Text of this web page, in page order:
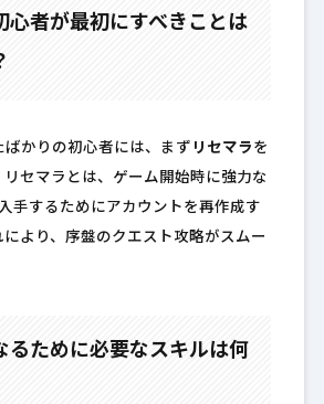
心者が最初にすべきことは
ばかりの初心者には、まず リセマラ を
リセマラとは、ゲーム開始時に強力な
手するためにアカウントを再作成す
により、序盤のクエスト攻略がスムー
るために必要なスキルは何